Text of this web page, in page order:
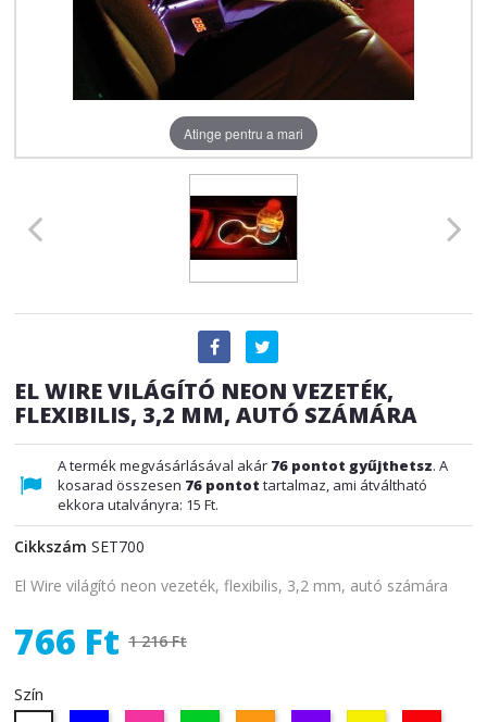
Atinge pentru a mari
EL WIRE VILÁGÍTÓ NEON VEZETÉK,
FLEXIBILIS, 3,2 MM, AUTÓ SZÁMÁRA
A termék megvásárlásával akár 76 pontot gyűjthetsz. A
kosarad összesen 76 pontot tartalmaz, ami átváltható
ekkora utalványra: 15 Ft.
Cikkszám SET700
El Wire világító neon vezeték, flexibilis, 3,2 mm, autó számára
766 Ft 1 216 Ft
Szín